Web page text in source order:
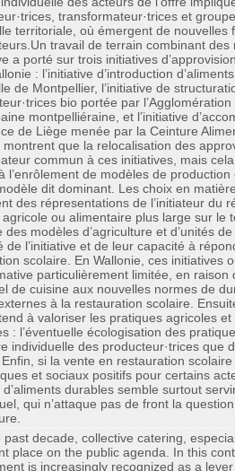
transformateur·trices et
territoriale, où émergent de nouvelles
travail de terrain combinant
a porté sur trois initiatives
: l’initiative d’introduction
de Montpellier, l’initiative de
bio portée par
montpelliéraine, et l’initiative
de Liège menée par la Ceinture
montrent que la relocalisation des
commun à ces initiatives, mais
l’enrôlement de modèles de
dit dominant. Les choix en
des répresentations de l’initiateur du
agricole ou alimentaire plus large sur le
des modèles d’agriculture et d’unités
de l’initiative et de leur capacité à
scolaire. En Wallonie, ces initiatives
particulièrement limitée, en raison
de cuisine aux nouvelles normes de
à la restauration scolaire.
à valoriser les pratiques agricoles
: l’éventuelle écologisation des
individuelle des producteur·trices que
si la vente en restauration
et sociaux positifs pour certains
d’aliments durables semble surtout
qui n’attaque pas de front la
past decade, collective catering,
place on the public agenda. In this
is increasingly recognized as a